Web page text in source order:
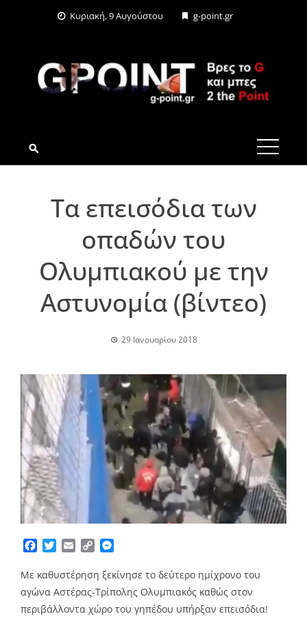
Κυριακή, 9 Αυγούστου g-point.gr
G-POINT.GR
Τα επεισόδια των
οπαδών του
Ολυμπιακού με την
Αστυνομία (βίντεο)
29 Ιανουαρίου 2018
Facebook
TwitterEmailCopy
Mε καθυστέρηση ξεκίνησε το δεύτερο ημίχρονο του
αγώνα Αστέρας-Τρίπολης Ολυμπιακός καθώς στον
περιβάλλοντα χώρο του γηπέδου υπήρξαν επεισόδια!